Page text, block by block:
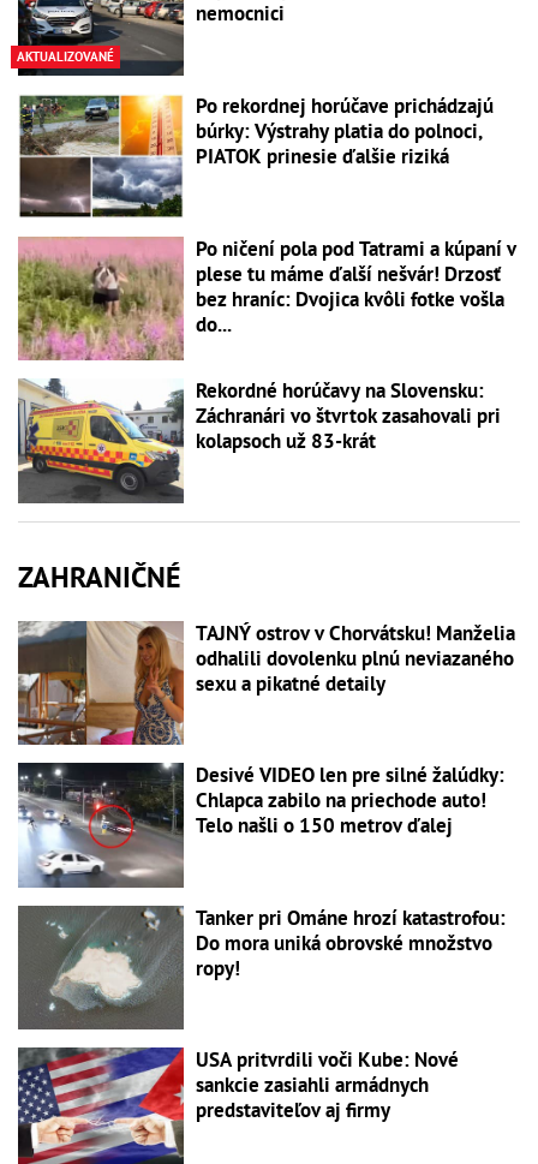
AKTUALIZOVANÉ
nemocnici
Po rekordnej horúčave prichádzajú
búrky: Výstrahy platia do polnoci,
PIATOK prinesie ďalšie riziká
Po ničení pola pod Tatrami a kúpaní v
plese tu máme ďalší nešvár! Drzosť
bez hraníc: Dvojica kvôli fotke vošla
do...
Rekordné horúčavy na Slovensku:
Záchranári vo štvrtok zasahovali pri
kolapsoch už 83-krát
ZAHRANIČNÉ
TAJNÝ ostrov v Chorvátsku! Manželia
odhalili dovolenku plnú neviazaného
sexu a pikatné detaily
Desivé VIDEO len pre silné žalúdky:
Chlapca zabilo na priechode auto!
Telo našli o 150 metrov ďalej
Tanker pri Ománe hrozí katastrofou:
Do mora uniká obrovské množstvo
ropy!
USA pritvrdili voči Kube: Nové
sankcie zasiahli armádnych
predstaviteľov aj firmy